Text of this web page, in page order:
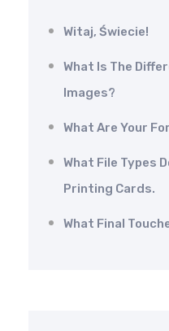
Witaj, Świecie!
What Is The
Images?
What Are Your
What File Types
Printing Cards.
What Final